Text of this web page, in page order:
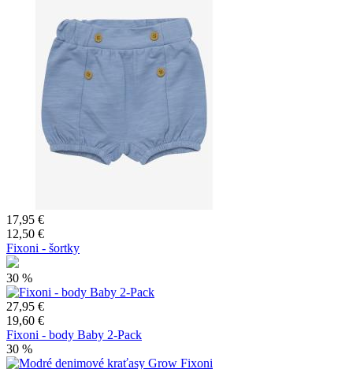
17,95 €
12,50 €
Fixoni - šortky
30 %
27,95 €
19,60 €
Fixoni - body Baby 2-Pack
30 %